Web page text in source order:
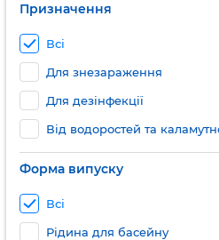
Призначення
Всі
Для знезараження
Для дезінфекції
Від водоростей та
Форма випуску
Всі
Рідина для басейну